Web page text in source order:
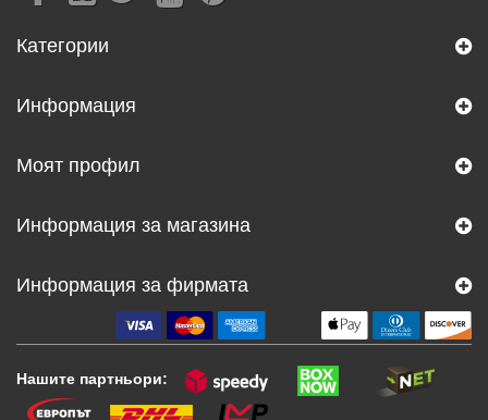
Категории
Информация
Моят профил
Информация за магазина
Информация за фирмата
Нашите партньори: